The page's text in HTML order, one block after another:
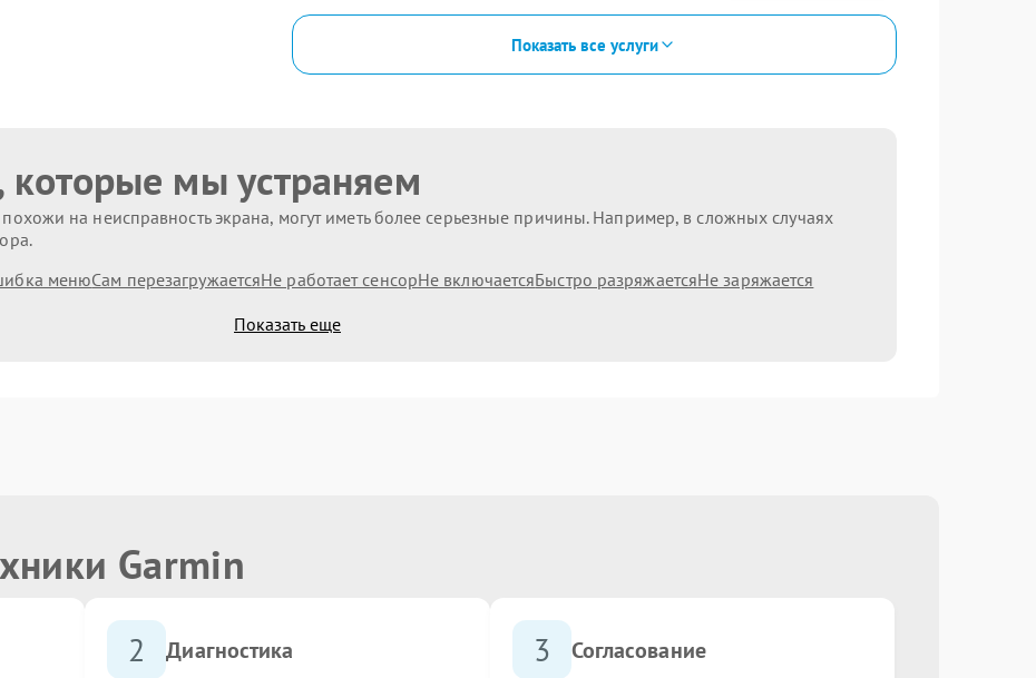
Показать все услуги
мы устраняем
на неисправность экрана, могут иметь более серьезные причины. Например, в сложных случаях
менюСам перезагружаетсяНе работает сенсорНе включаетсяБыстро разряжаетсяНе заряжается
Показать еще
Garmin
2 Диагностика 3 Согласование